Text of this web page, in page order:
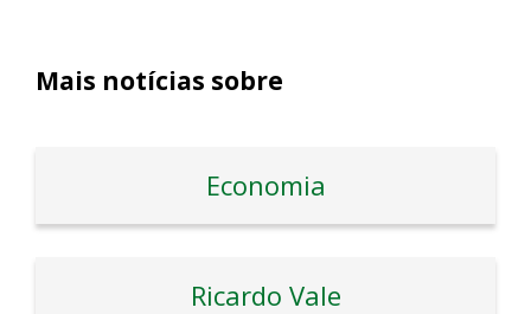
Mais notícias sobre
Economia
Ricardo Vale